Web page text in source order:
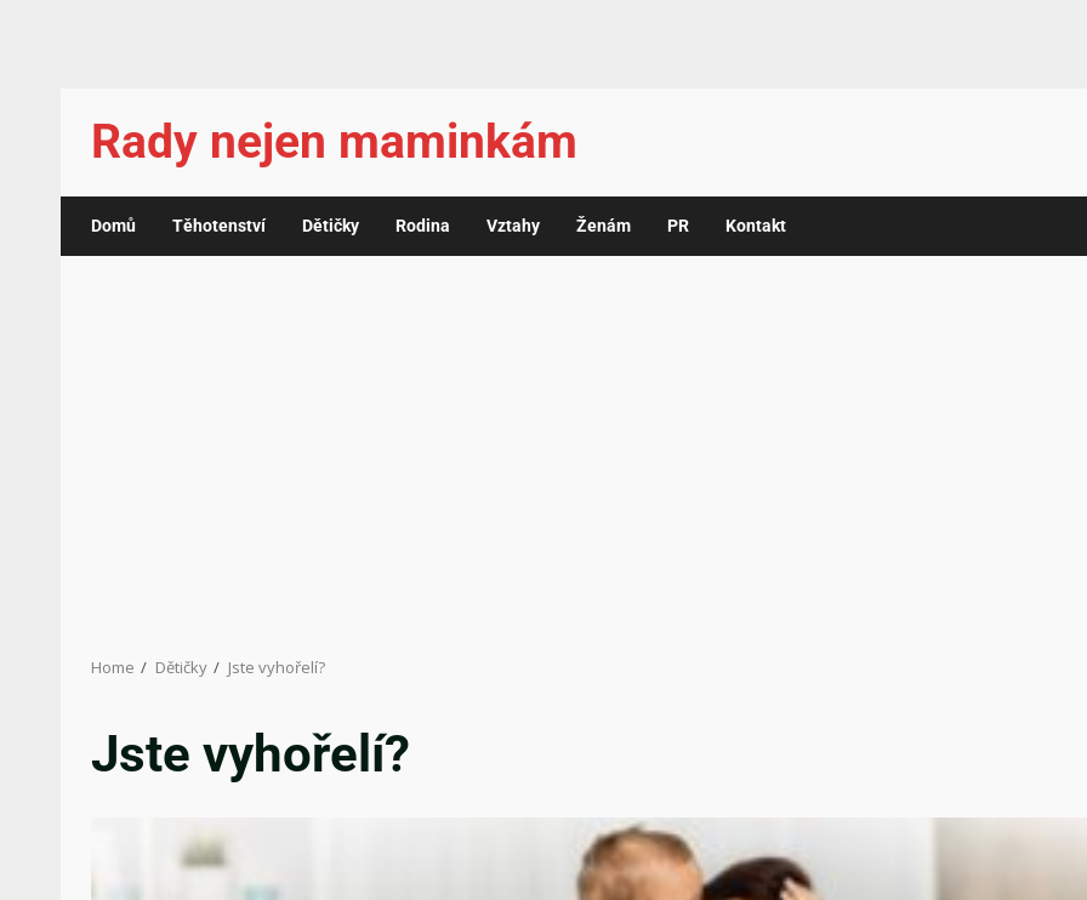
Rady nejen maminkám
Domů Těhotenství Dětičky Rodina Vztahy Ženám PR Kontakt
Home Dětičky Jste vyhořelí?
Jste vyhořelí?